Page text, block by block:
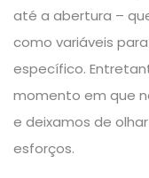
até a abertura –
como variáveis
específico.
momento em que
e deixamos de
esforços.